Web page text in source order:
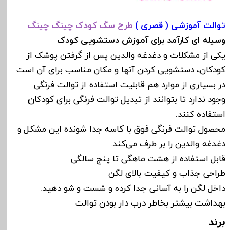
توالت آموزشی ( قصری ) طرح سگ کودک چینگ چینگ
وسیله ای کارآمد برای آموزش دستشویی کودک
یکی از مشکلات و دغدغه والدین پس از گرفتن پوشک از
کودکان، دستشویی کردن آنها و مکان مناسب برای آن است
در بسیاری از موارد هم قابلیت استفاده از توالت فرنگی
وجود ندارد تا بتوانند از تبدیل توالت فرنگی برای کودکان
استفاده کنند.
محصول توالت فرنگی فوق با کاسه جدا شونده این مشکل و
دغدغه والدین را بر طرف می‌کند.
قابل استفاده از هشت ماهگی تا پنج سالگی
طراحی جذاب و کیفیت بالای لگن
داخل لگن را به آسانی جدا کرده و شست و شو دهید.
بهداشت بیشتر بخاطر درب دار بودن توالت
برند